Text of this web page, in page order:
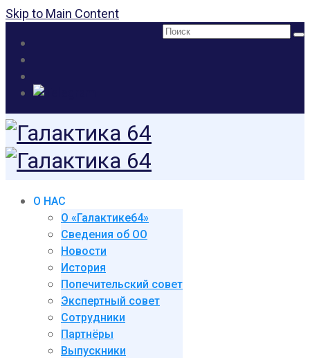
Skip to Main Content
Поиск:
О НАС
О «Галактике64»
Сведения об ОО
Новости
История
Попечительский совет
Экспертный совет
Сотрудники
Партнёры
Выпускники